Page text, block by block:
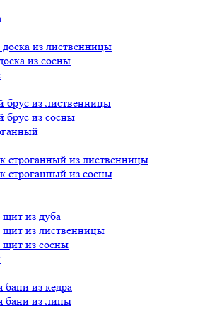
из лиственницы
из сосны
брус из лиственницы
брус из сосны
строганный из лиственницы
строганный из сосны
из дуба
из лиственницы
из сосны
бани из кедра
бани из липы